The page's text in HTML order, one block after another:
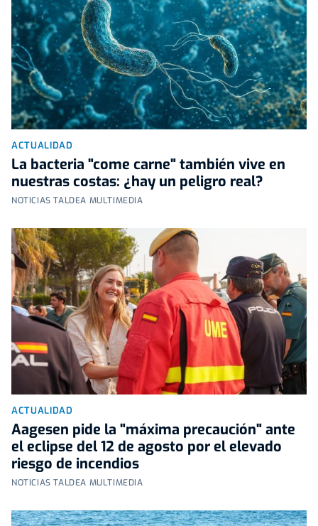
ACTUALIDAD
La bacteria "come carne" también vive en
nuestras costas: ¿hay un peligro real?
NOTICIAS TALDEA MULTIMEDIA
ACTUALIDAD
Aagesen pide la "máxima precaución" ante
el eclipse del 12 de agosto por el elevado
riesgo de incendios
NOTICIAS TALDEA MULTIMEDIA